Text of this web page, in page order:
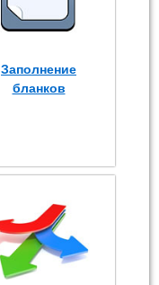
Заполнение
бланков